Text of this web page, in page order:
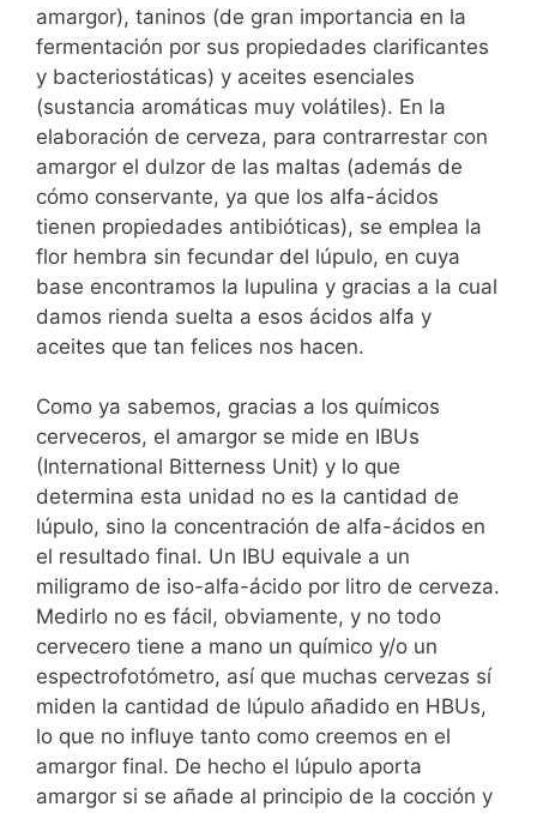
amargor), taninos (de gran importancia en la
fermentación por sus propiedades clarificantes
y bacteriostáticas) y aceites esenciales
(sustancia aromáticas muy volátiles). En la
elaboración de cerveza, para contrarrestar con
amargor el dulzor de las maltas (además de
cómo conservante, ya que los alfa-ácidos
tienen propiedades antibióticas), se emplea la
flor hembra sin fecundar del lúpulo, en cuya
base encontramos la lupulina y gracias a la cual
damos rienda suelta a esos ácidos alfa y
aceites que tan felices nos hacen.
Como ya sabemos, gracias a los químicos
cerveceros, el amargor se mide en IBUs
(International Bitterness Unit) y lo que
determina esta unidad no es la cantidad de
lúpulo, sino la concentración de alfa-ácidos en
el resultado final. Un IBU equivale a un
miligramo de iso-alfa-ácido por litro de cerveza.
Medirlo no es fácil, obviamente, y no todo
cervecero tiene a mano un químico y/o un
espectrofotómetro, así que muchas cervezas sí
miden la cantidad de lúpulo añadido en HBUs,
lo que no influye tanto como creemos en el
amargor final. De hecho el lúpulo aporta
amargor si se añade al principio de la cocción y